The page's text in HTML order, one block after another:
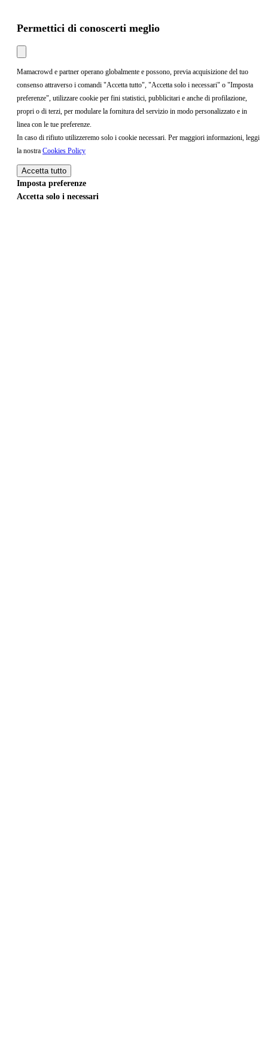
Permettici di conoscerti meglio
Mamacrowd e partner operano globalmente e possono, previa acquisizione del tuo
consenso attraverso i comandi "Accetta tutto", "Accetta solo i necessari" o "Imposta
preferenze", utilizzare cookie per fini statistici, pubblicitari e anche di profilazione,
propri o di terzi, per modulare la fornitura del servizio in modo personalizzato e in
linea con le tue preferenze.
In caso di rifiuto utilizzeremo solo i cookie necessari. Per maggiori informazioni, leggi
la nostra Cookies Policy
Accetta tutto
Imposta preferenze
Accetta solo i necessari